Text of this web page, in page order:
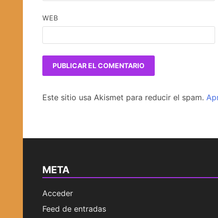
WEB
Este sitio usa Akismet para reducir el spam.
META
Acceder
Feed de entradas